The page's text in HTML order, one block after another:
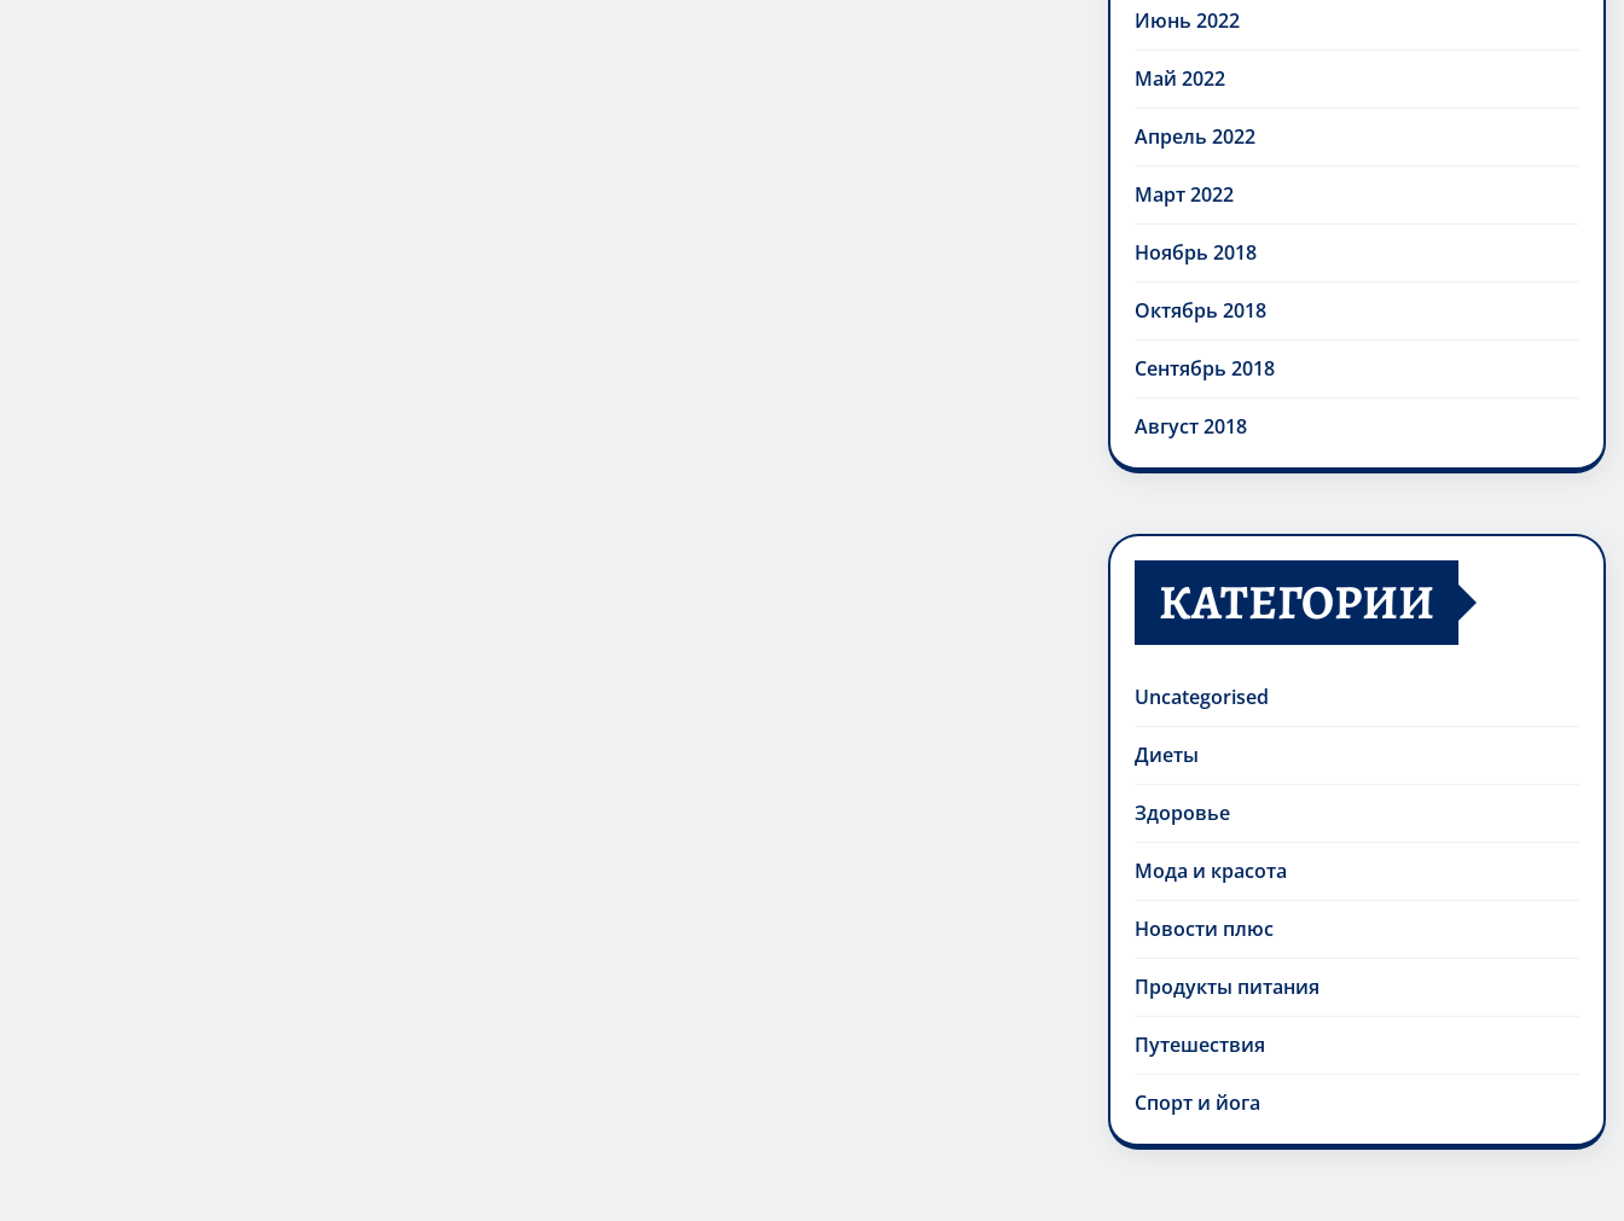
Июнь 2022
Май 2022
Апрель 2022
Март 2022
Ноябрь 2018
Октябрь 2018
Сентябрь 2018
Август 2018
КАТЕГОРИИ
Uncategorised
Диеты
Здоровье
Мода и красота
Новости плюс
Продукты питания
Путешествия
Спорт и йога